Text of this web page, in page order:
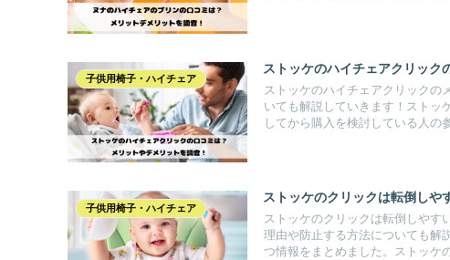
子供用椅子・ハイチェア
ストッケのハイチェアクリック
ストッケのハイチェアクリックの
いても解説していきます！ストッ
してから購入を検討している人の
子供用椅子・ハイチェア
ストッケのクリックは転倒しや
ストッケのクリックは転倒しやす
理由や防止する方法についても解
つ情報をまとめました。ストッケ